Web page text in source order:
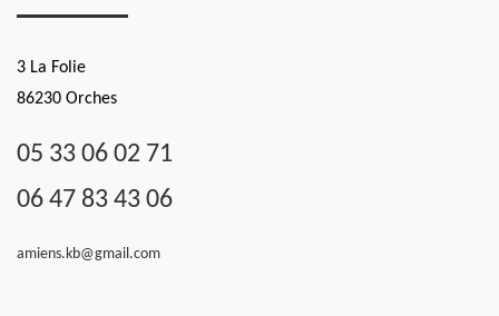
3 La Folie
86230 Orches
05 33 06 02 71
06 47 83 43 06
amiens.kb@gmail.com